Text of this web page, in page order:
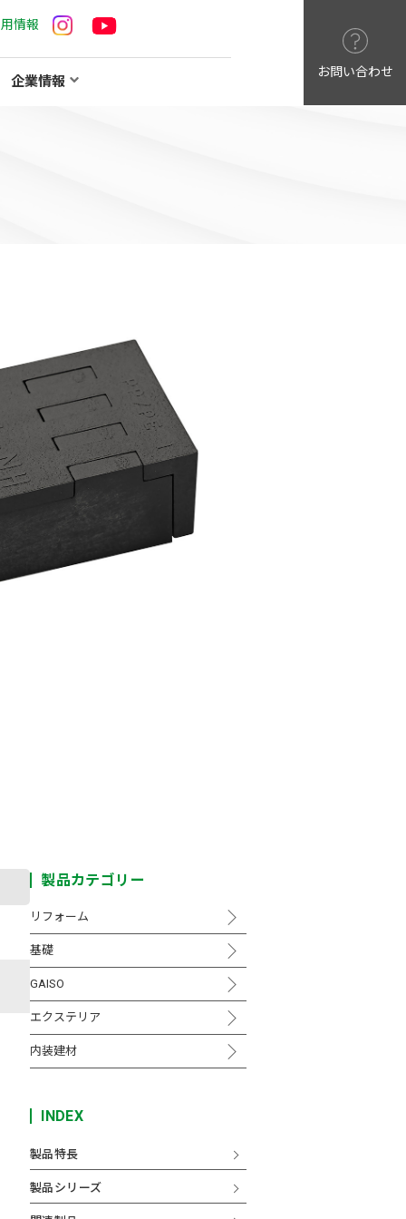
情報
企業情報
お問い合わせ
製品カテゴリー
リフォーム
基礎
GAISO
エクステリア
内装建材
INDEX
製品特長
製品シリーズ